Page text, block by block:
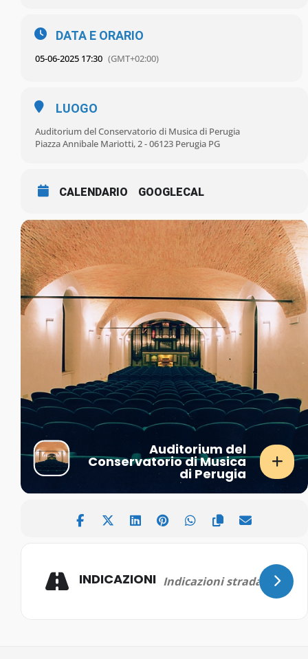
DATA E ORARIO
05-06-2025 17:30 (GMT+02:00)
LUOGO
Auditorium del Conservatorio di Musica di Perugia
Piazza Annibale Mariotti, 2 - 06123 Perugia PG
CALENDARIO GOOGLECAL
Auditorium del
Conservatorio di Musica
di Perugia
INDICAZIONI